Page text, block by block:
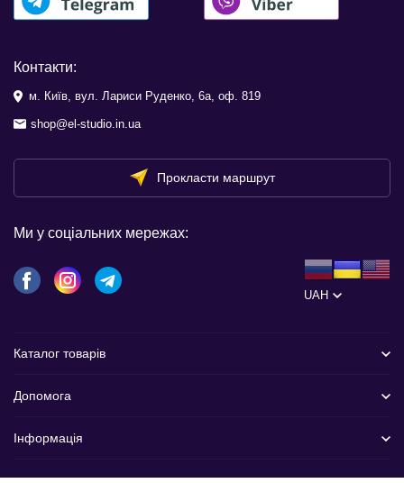
Контакти:
м. Київ, вул. Лариси Руденко, 6а, оф. 819
shop@el-studio.in.ua
Прокласти маршрут
Ми у соціальних мережах:
UAH
Каталог товарів
Допомога
Інформація